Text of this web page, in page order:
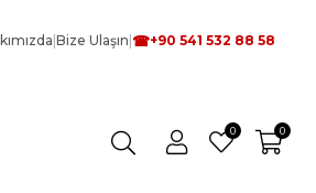
0 0
Bize Ulaşın ☎+90 541 532 88 58